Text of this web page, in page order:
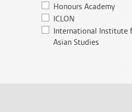
Honours Academy
ICLON
International Institute
Asian Studies